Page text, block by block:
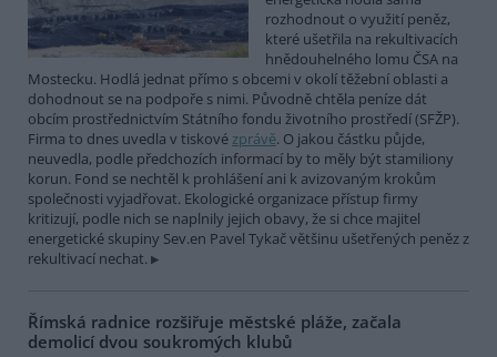
rozhodnout o využití peněz,
které ušetřila na rekultivacích
hnědouhelného lomu ČSA na
Mostecku. Hodlá jednat přímo s obcemi v okolí těžební oblasti a
dohodnout se na podpoře s nimi. Původně chtěla peníze dát
obcím prostřednictvím Státního fondu životního prostředí (SFŽP).
Firma to dnes uvedla v tiskovézprávě. O jakou částku půjde,
neuvedla, podle předchozích informací by to měly být stamiliony
korun. Fond se nechtěl k prohlášení ani k avizovaným krokům
společnosti vyjadřovat. Ekologické organizace přístup firmy
kritizují, podle nich se naplnily jejich obavy, že si chce majitel
energetické skupiny Sev.en Pavel Tykač většinu ušetřených peněz z
rekultivací nechat.
Římská radnice rozšiřuje městské pláže, začala
demolicí dvou soukromých klubů